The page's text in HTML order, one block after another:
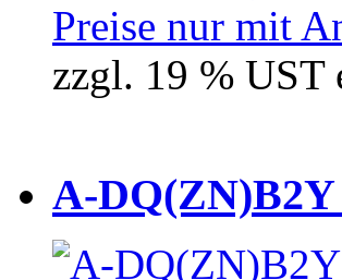
Preise nur mit
zzgl. 19 % UST
A-DQ(ZN)B2Y